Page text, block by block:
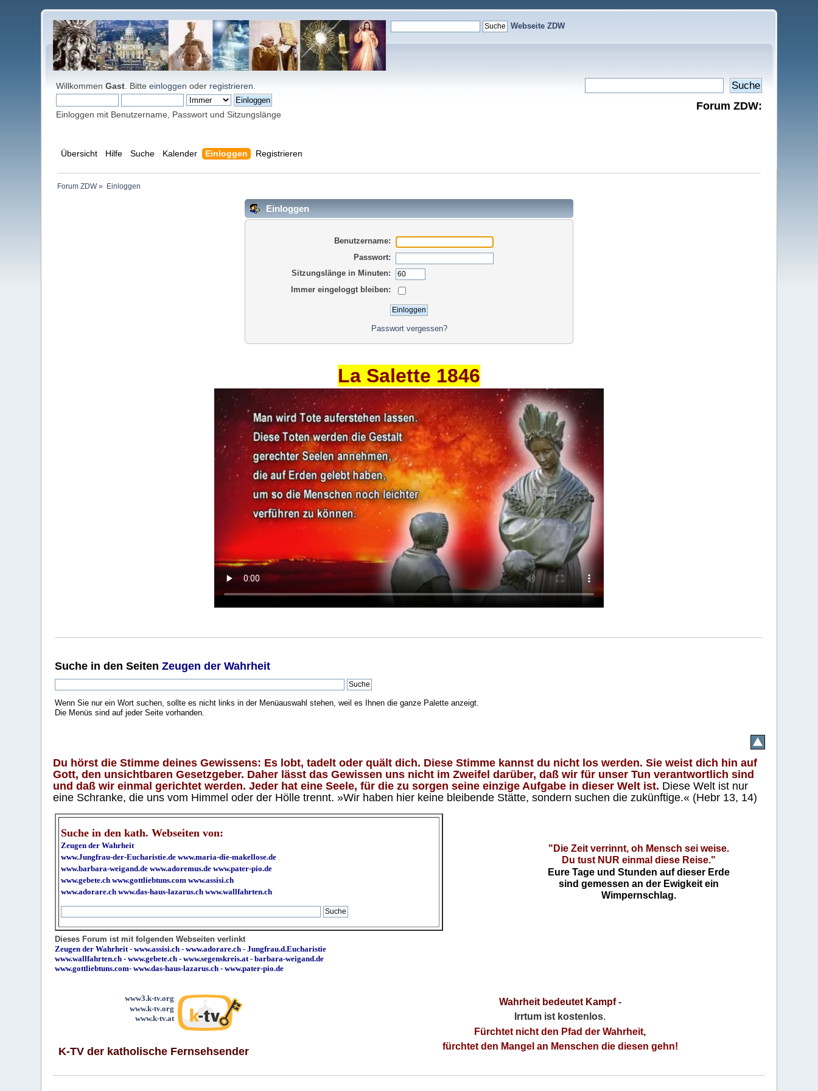
Webseite ZDW
WillkommenGast . Bitteeinloggen oder registrieren
Einloggen mit Benutzername, Passwort und Sitzungslänge
Forum ZDW:
Übersicht Hilfe Suche Kalender Einloggen Registrieren
Forum ZDW» Einloggen
Einloggen
Benutzername:
Passwort:
Sitzungslänge in Minuten:
Immer eingeloggt bleiben:
Passwort vergessen?
La Salette 1846
Suche in den SeitenZeugen der Wahrheit
Wenn Sie nur ein Wort suchen, sollte es nicht links in der Menüauswahl stehen, weil es Ihnen die ganze Palette anzeigt.
Die Menüs sind auf jeder Seite vorhanden.
Du hörst die Stimme deines Gewissens: Es lobt, tadelt oder quält dich. Diese Stimme kannst du nicht los werden. Sie weist dich hin auf
Gott, den unsichtbaren Gesetzgeber. Daher lässt das Gewissen uns nicht im Zweifel darüber, daß wir für unser Tun verantwortlich sind
und daß wir einmal gerichtet werden. Jeder hat eine Seele, für die zu sorgen seine einzige Aufgabe in dieser Welt ist. Diese Welt ist nur
eine Schranke, die uns vom Himmel oder der Hölle trennt. »Wir haben hier keine bleibende Stätte, sondern suchen die zukünftige.« (Hebr 13, 14)
Suche in den kath. Webseiten von:
Zeugen der Wahrheit
www.Jungfrau-der-Eucharistie.de www.maria-die-makellose.de
www.barbara-weigand.de www.adoremus.de www.pater-pio.de
www.gebete.ch www.gottliebtuns.com www.assisi.ch
www.adorare.ch www.das-haus-lazarus.ch www.wallfahrten.ch
"Die Zeit verrinnt, oh Mensch sei weise.
Du tust NUR einmal diese Reise."
Eure Tage und Stunden auf dieser Erde
sind gemessen an der Ewigkeit ein
Wimpernschlag.
Dieses Forum ist mit folgenden Webseiten verlinkt
Zeugen der Wahrheit -www.assisi.ch -www.adorare.ch -Jungfrau.d.Eucharistie
www.wallfahrten.ch -www.gebete.ch -www.segenskreis.at -barbara-weigand.de
www.gottliebtuns.com-www.das-haus-lazarus.ch - www.pater-pio.de
www3.k-tv.org
www.k-tv.org
www.k-tv.at
K-TV der katholische Fernsehsender
Wahrheit bedeutet Kampf-
Irrtum ist kostenlos.
Fürchtet nicht den Pfad der Wahrheit,
fürchtet den Mangel an Menschen die diesen gehn!